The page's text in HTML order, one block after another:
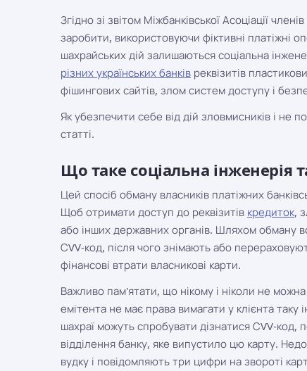
Згідно зі звітом Міжбанківської Асоціації
заробити, використовуючи фіктивні платіжні
шахрайських дій залишаються соціальна
різних українських банків реквізитів
фішингових сайтів, злом систем доступу і
Як убезпечити себе від дій зловмисників і не
статті.
Що таке соціальна інженерія
Цей спосіб обману власників платіжних
Щоб отримати доступ до реквізитів кредиток,
або інших державних органів. Шляхом обману
СVV-код, після чого знімають або
фінансові втрати власникові карти.
Важливо пам'ятати, що нікому і ніколи не можна
емітента не має права вимагати у клієнта
шахраї можуть спробувати дізнатися СVV-
відділення банку, яке випустило цю карту.
вудку і повідомляють три цифри на звороті